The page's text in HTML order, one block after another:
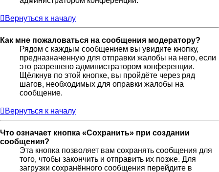
Вернуться к началу
Как мне пожаловаться на сообщения модератору?
Рядом с каждым сообщением вы увидите кнопку,
предназначенную для отправки жалобы на него, если
это разрешено администратором конференции.
Щёлкнув по этой кнопке, вы пройдёте через ряд
шагов, необходимых для оправки жалобы на
сообщение.
Вернуться к началу
Что означает кнопка «Сохранить» при создании
сообщения?
Эта кнопка позволяет вам сохранять сообщения для
того, чтобы закончить и отправить их позже. Для
загрузки сохранённого сообщения перейдите в